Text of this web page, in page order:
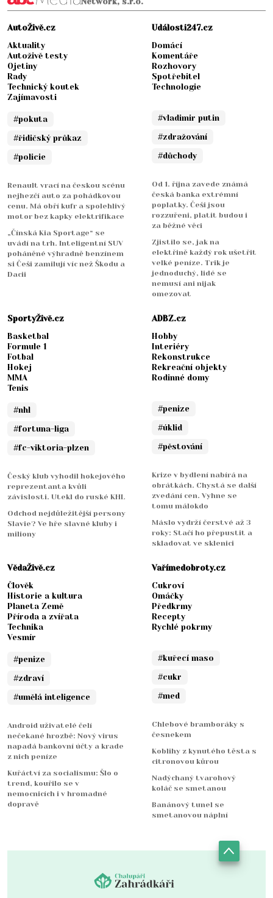
AutoŽivě.cz
Aktuality
Autoživě testy
Ojetiny
Rady
Technický koutek
Zajímavosti
#pokuta
#řidičský průkaz
#policie
Renault vrací na českou scénu
nejhezčí auto za pohádkovou
cenu. Má obří kufr a spolehlivý
motor bez kapky elektrifikace
„Čínská Kia Sportage“ se
uvádí na trh. Inteligentní SUV
poháněné výhradně benzínem
si Češi zamilují víc než Škodu a
Dacii
Události247.cz
Domácí
Komentáře
Rozhovory
Spotřebitel
Technologie
#vladimir putin
#zdražování
#důchody
Od 1. října zavede známá
česká banka extrémní
poplatky. Češi jsou
rozzuřeni, platit budou i
za běžné věci
Zjistilo se, jak na
elektřině každý rok ušetřit
velké peníze. Trik je
jednoduchý, lidé se
nemusí ani nijak
omezovat
SportyŽivě.cz
Basketbal
Formule 1
Fotbal
Hokej
MMA
Tenis
#nhl
#fortuna-liga
#fc-viktoria-plzen
Český klub vyhodil hokejového
reprezentanta kvůli
závislosti. Utekl do ruské KHL
Odchod nejdůležitější persony
Slavie? Ve hře slavné kluby i
miliony
ADBZ.cz
Hobby
Interiéry
Rekonstrukce
Rekreační objekty
Rodinné domy
#penize
#úklid
#pěstování
Krize v bydlení nabírá na
obrátkách. Chystá se další
zvedání cen. Vyhne se
tomu málokdo
Máslo vydrží čerstvé až 3
roky: Stačí ho přepustit a
skladovat ve sklenici
VědaŽivě.cz
Člověk
Historie a kultura
Planeta Země
Příroda a zvířata
Technika
Vesmír
#penize
#zdraví
#umělá inteligence
Android uživatelé čelí
nečekané hrozbě: Nový virus
napadá bankovní účty a krade
z nich peníze
Kuřáctví za socialismu: Šlo o
trend, kouřilo se v
nemocnicích i v hromadné
dopravě
Vařímedobroty.cz
Cukroví
Omáčky
Předkrmy
Recepty
Rychlé pokrmy
#kuřecí maso
#cukr
#med
Chlebové bramboráky s
česnekem
Koblihy z kynutého těsta s
citronovou kůrou
Nadýchaný tvarohový
koláč se smetanou
Banánový tunel se
smetanovou náplní